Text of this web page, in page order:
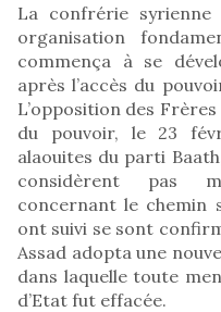
La confrérie syrienne
organisation
commença à se
après l’accès du
L’opposition des
du pouvoir, le 23
alaouites du parti
considèrent pas
concernant le chemin
ont suivi se sont
Assad adopta une
dans laquelle toute
d’Etat fut effacée.